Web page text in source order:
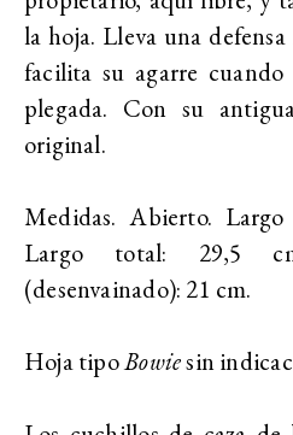
la hoja. Lleva una
facilita su agarre
plegada. Con su
original.
Medidas. Abierto.
Largo total: 29,5
(desenvainado): 21 cm.
Hoja tipoBowiesin